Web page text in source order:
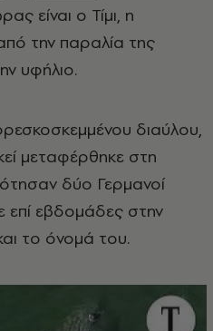
είναι ο Τίμι, η
την παραλία της
υφήλιο.
διαύλου,
μεταφέρθηκε στη
δύο Γερμανοί
επί εβδομάδες στην
το όνομά του.